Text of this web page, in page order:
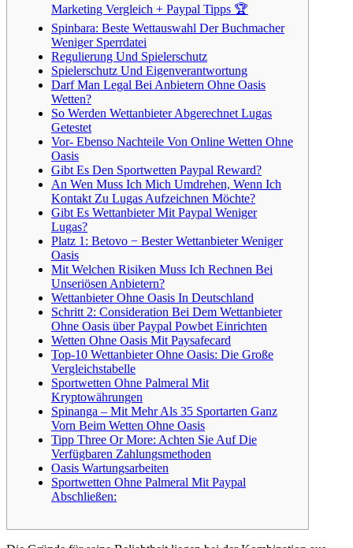
Marketing Vergleich + Paypal Tipps 🏆
Spinbara: Beste Wettauswahl Der Buchmacher
Weniger Sperrdatei
Regulierung Und Spielerschutz
Spielerschutz Und Eigenverantwortung
Darf Man Legal Bei Anbietern Ohne Oasis
Wetten?
So Werden Wettanbieter Abgerechnet Lugas
Getestet
Vor- Ebenso Nachteile Von Online Wetten Ohne
Oasis
Gibt Es Den Sportwetten Paypal Reward?
An Wen Muss Ich Mich Umdrehen, Wenn Ich
Kontakt Zu Lugas Aufzeichnen Möchte?
Gibt Es Wettanbieter Mit Paypal Weniger
Lugas?
Platz 1: Betovo − Bester Wettanbieter Weniger
Oasis
Mit Welchen Risiken Muss Ich Rechnen Bei
Unseriösen Anbietern?
Wettanbieter Ohne Oasis In Deutschland
Schritt 2: Consideration Bei Dem Wettanbieter
Ohne Oasis über Paypal Powbet Einrichten
Wetten Ohne Oasis Mit Paysafecard
Top-10 Wettanbieter Ohne Oasis: Die Große
Vergleichstabelle
Sportwetten Ohne Palmeral Mit
Kryptowährungen
Spinanga – Mit Mehr Als 35 Sportarten Ganz
Vorn Beim Wetten Ohne Oasis
Tipp Three Or More: Achten Sie Auf Die
Verfügbaren Zahlungsmethoden
Oasis Wartungsarbeiten
Sportwetten Ohne Palmeral Mit Paypal
Abschließen: